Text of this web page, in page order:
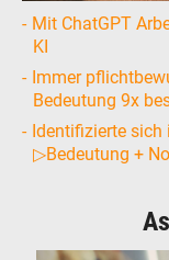
Mit ChatGPT
KI
Immer
Bedeutung 9x
Identifizierte
▷Bedeutung +